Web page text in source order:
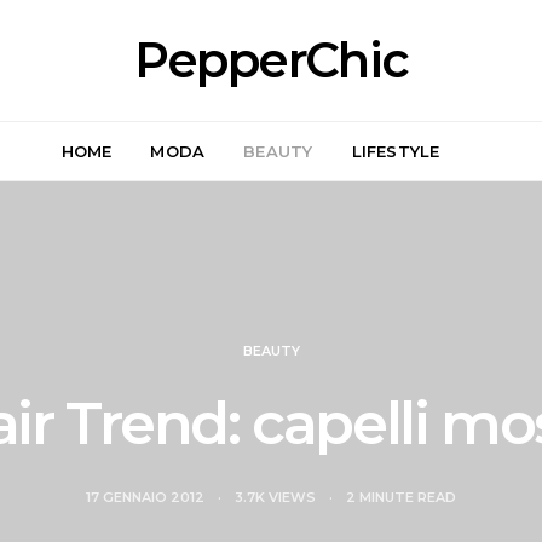
PepperChic
HOME MODA BEAUTY LIFESTYLE
BEAUTY
Trend: capelli
17 GENNAIO 2012 3.7K VIEWS 2 MINUTE READ